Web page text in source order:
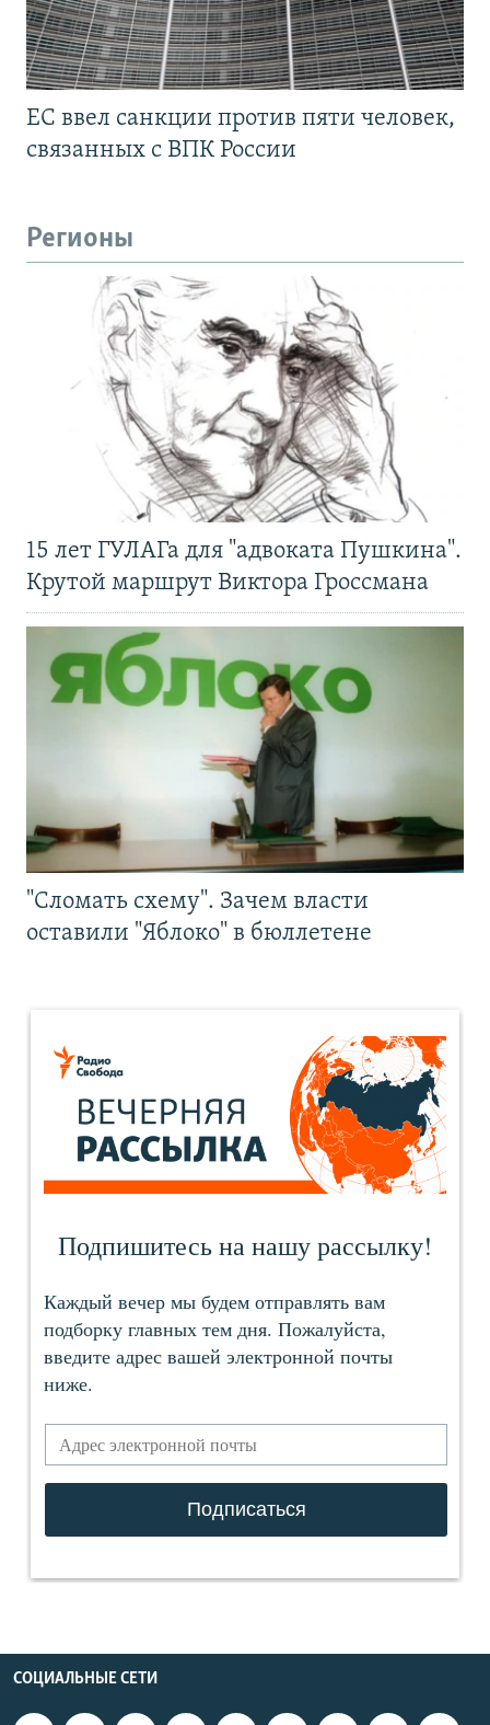
ЕС ввел санкции против пяти человек,
связанных с ВПК России
Регионы
15 лет ГУЛАГа для "адвоката Пушкина".
Крутой маршрут Виктора Гроссмана
"Сломать схему". Зачем власти
оставили "Яблоко" в бюллетене
СОЦИАЛЬНЫЕ СЕТИ